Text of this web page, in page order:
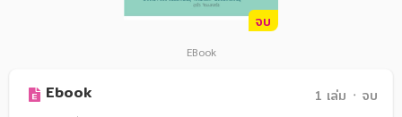
จบ
EBook
Ebook 1 เล่ม ᛫ จบ